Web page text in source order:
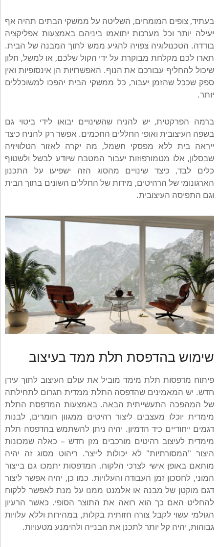
בעתיד, צופים המומחים, השליטה על ממשקי הבתים תהיה אף
יעילה יותר וכל מערכות יתואמו ביניהם באמצעות אפליקציה
בודדה. הטכנולוגיה צפויה להגיע ממש לתוך המבנה של הבית.
תארו לכם מקלחת מבוקרת על ידי הקול שלכם, או למשל, חלון
שיכול להחליף עבורכם את הנוף. האפשרויות הן אינסופיות ואין
ספק שככל שהזמן יעבור, כל ממשקי הבית יהפכו למשוכללים
יותר.
ברמה הפרקטית, יש להניח שהשינויים יבואו לידי ביטוי גם
בשפה העיצובית ואופי החללים החכמים. אפשר רק להניח כיצד
ייראה בית ללא מפסקי חשמל, מה יקרה לאזור הטלוויזיה
שבסלון, אלו מטמורפוזות יעבור המטבח שיודע לבשל ולשטוף
כלים לבד, כיצד שינויים מהסוג הזה ישפיעו על התכנון
הארגונומי של הרהיטים, מידות של החללים השונים בתוך הבית
וגם התפיסה העיצובית.
שימוש בהדפסת תלת ממד בעיצוב
פיתוח מדפסות תלת מימד מוביל את עולם העיצוב לתוך עידן
חדש. יש המאמינים שהדפסה התלת ממדית תגרום לתחילתה
של המהפכה התעשייתית הבאה. באמצעות המדפסת התלת
מימדית יוכלו מעצבים ליצור רהיטים ממגוון חומרים, לבנות
דגמים ייחודיים כיד הדמיון. יהיה ניתן להשתמש בהדפסה תלת
מימדית לעיצוב רהיטים מורכבים מזן חדש – כאלה שמכונות
היצור "המסורתיות" לא יכולות לייצר. ריהוט מסוג זה יהיה
מותאם באופן אישי לצרכי הלקוח. המדפסות יתמכו גם בייצור
המוני, לחסכון זמן העבודה והעלויות. כמו כן, יהיה אפשר ליצור
דגם מוקטן של מבנה או אלמנט ממנו על מנת לאפשר ללקוח
להחליט האם כך הוא רואה את התוצר הסופי. כאשר הרעיון
הגולמי עשוי לקבל צורה חזותית בקלות, במהירות וללא עלויות
גבוהות, יהיה קל יותר לתכנן את הבנייה ולהימנע מטעויות.